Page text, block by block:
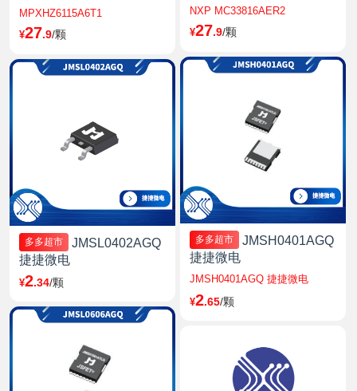
上海
MPXHZ6115A6T1
¥27.9/颗
多多超市
JMSL0402AGQ
捷捷微电
¥2.34/颗
P-Solenoid Controller PM
IC 64-LQFP (10x10)64-L
QFP 上海
NXP MC33816AER2
¥27.9/颗
多多超市
JMSH0401AGQ
捷捷微电
JMSH0401AGQ 捷捷微电
¥2.65/颗